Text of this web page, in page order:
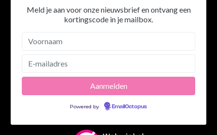
Meld je aan voor onze nieuwsbrief en ontvang een
kortingscode in je mailbox.
Powered by EmailOctopus